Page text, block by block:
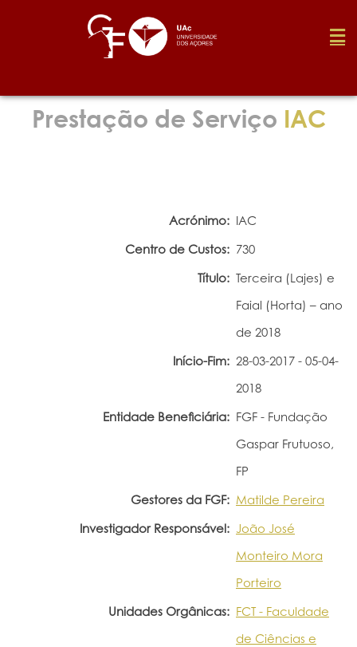
Fundação
Prestação de Serviço IAC
Acrónimo: IAC
Centro de Custos: 730
Título: Terceira (Lajes) e
Faial (Horta) – ano
de 2018
Início-Fim: 28-03-2017 - 05-04-
2018
Entidade Beneficiária: FGF - Fundação
Gaspar Frutuoso,
FP
Gestores da FGF: Matilde Pereira
Investigador Responsável: João José
Monteiro Mora
Porteiro
Unidades Orgânicas: FCT - Faculdade
de Ciências e